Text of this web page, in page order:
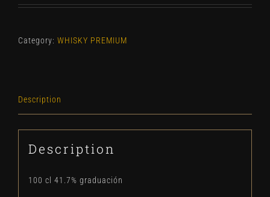
Category: WHISKY PREMIUM
Description
Description
100 cl 41.7% graduación